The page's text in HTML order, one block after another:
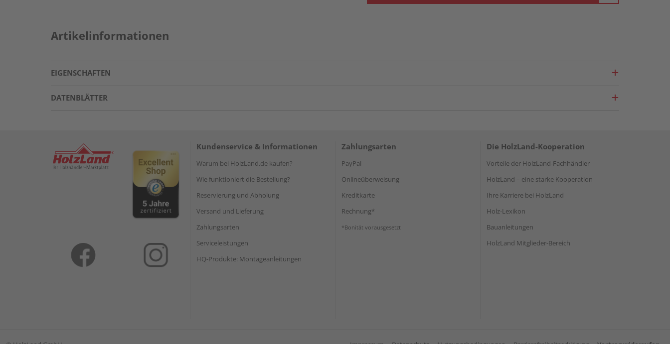
Artikelinformationen
EIGENSCHAFTEN
DATENBLÄTTER
Kundenservice & Informationen
Warum bei HolzLand.de kaufen?
Wie funktioniert die Bestellung?
Reservierung und Abholung
Versand und Lieferung
Zahlungsarten
Serviceleistungen
HQ-Produkte: Montageanleitungen
Zahlungsarten
PayPal
Onlineüberweisung
Kreditkarte
Rechnung*
*Bonität vorausgesetzt
Die HolzLand-Kooperation
Vorteile der HolzLand-Fachhändler
HolzLand – eine starke Kooperation
Ihre Karriere bei HolzLand
Holz-Lexikon
Bauanleitungen
HolzLand Mitglieder-Bereich